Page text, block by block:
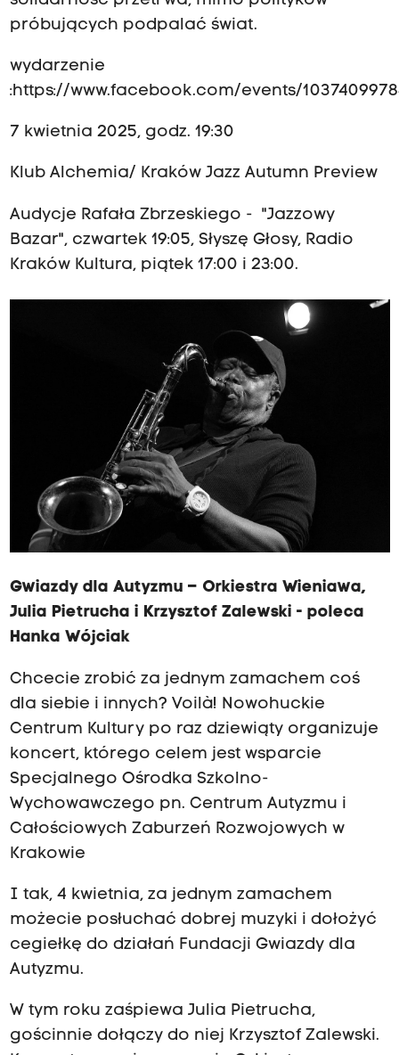
próbujących podpalać świat.
wydarzenie
:https://www.facebook.com/events/
7 kwietnia 2025, godz. 19:30
Klub Alchemia/ Kraków Jazz Autumn Preview
Audycje Rafała Zbrzeskiego - "Jazzowy
Bazar", czwartek 19:05, Słyszę Głosy, Radio
Kraków Kultura, piątek 17:00 i 23:00.
Gwiazdy dla Autyzmu – Orkiestra Wieniawa,
Julia Pietrucha i Krzysztof Zalewski - poleca
Hanka Wójciak
Chcecie zrobić za jednym zamachem coś
dla siebie i innych? Voilà! Nowohuckie
Centrum Kultury po raz dziewiąty organizuje
koncert, którego celem jest wsparcie
Specjalnego Ośrodka Szkolno-
Wychowawczego pn. Centrum Autyzmu i
Całościowych Zaburzeń Rozwojowych w
Krakowie
I tak, 4 kwietnia, za jednym zamachem
możecie posłuchać dobrej muzyki i dołożyć
cegiełkę do działań Fundacji Gwiazdy dla
Autyzmu.
W tym roku zaśpiewa Julia Pietrucha,
gościnnie dołączy do niej Krzysztof Zalewski.